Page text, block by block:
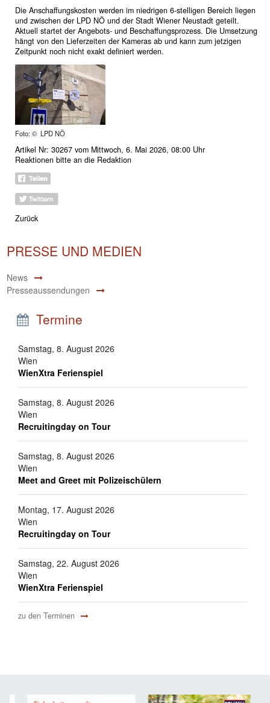
Die Anschaffungskosten werden im niedrigen 6-stelligen Bereich liegen
und zwischen der LPD NÖ und der Stadt Wiener Neustadt geteilt.
Aktuell startet der Angebots- und Beschaffungsprozess. Die Umsetzung
hängt von den Lieferzeiten der Kameras ab und kann zum jetzigen
Zeitpunkt noch nicht exakt definiert werden.
Foto: © LPD NÖ
Artikel Nr: 30267 vom Mittwoch, 6. Mai 2026, 08:00 Uhr
Reaktionen bitte an die Redaktion
Zurück
PRESSE UND MEDIEN
News
Presseaussendungen
Termine
Samstag, 8. August 2026
Wien
WienXtra Ferienspiel
Samstag, 8. August 2026
Wien
Recruitingday on Tour
Samstag, 8. August 2026
Wien
Meet and Greet mit Polizeischülern
Montag, 17. August 2026
Wien
Recruitingday on Tour
Samstag, 22. August 2026
Wien
WienXtra Ferienspiel
zu den Terminen